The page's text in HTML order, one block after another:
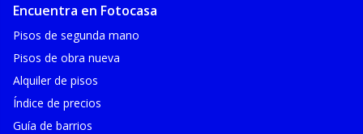
Encuentra en Fotocasa
Pisos de segunda mano
Pisos de obra nueva
Alquiler de pisos
Índice de precios
Guía de barrios